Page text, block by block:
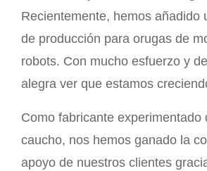
Recientemente, hemos añadido
de producción para orugas de
robots. Con mucho esfuerzo y
alegra ver que estamos
Como fabricante experimentado
caucho, nos hemos ganado la
apoyo de nuestros clientes